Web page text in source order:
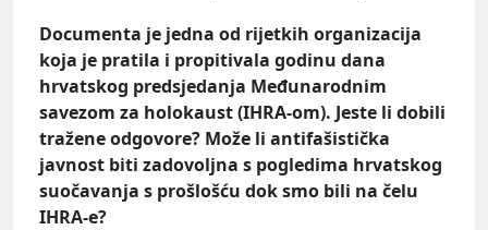
Documenta je jedna od rijetkih organizacija
koja je pratila i propitivala godinu dana
hrvatskog predsjedanja Međunarodnim
savezom za holokaust (IHRA-om). Jeste li dobili
tražene odgovore? Može li antifašistička
javnost biti zadovoljna s pogledima hrvatskog
suočavanja s prošlošću dok smo bili na čelu
IHRA-e?